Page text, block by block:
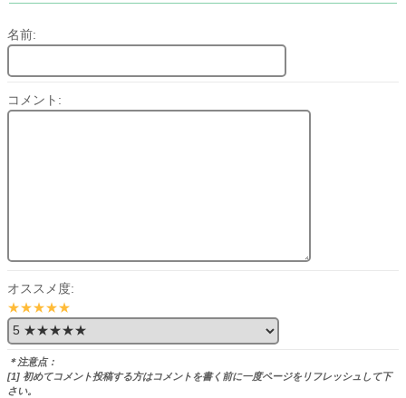
名前:
コメント:
オススメ度:
★★★★★
＊注意点：
[1] 初めてコメント投稿する方はコメントを書く前に一度ページをリフレッシュして下
さい。